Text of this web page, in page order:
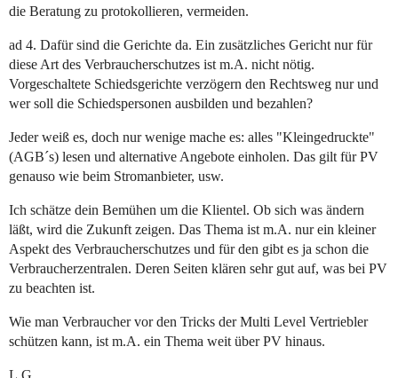
die Beratung zu protokollieren, vermeiden.
ad 4. Dafür sind die Gerichte da. Ein zusätzliches Gericht nur für
diese Art des Verbraucherschutzes ist m.A. nicht nötig.
Vorgeschaltete Schiedsgerichte verzögern den Rechtsweg nur und
wer soll die Schiedspersonen ausbilden und bezahlen?
Jeder weiß es, doch nur wenige mache es: alles "Kleingedruckte"
(AGB´s) lesen und alternative Angebote einholen. Das gilt für PV
genauso wie beim Stromanbieter, usw.
Ich schätze dein Bemühen um die Klientel. Ob sich was ändern
läßt, wird die Zukunft zeigen. Das Thema ist m.A. nur ein kleiner
Aspekt des Verbraucherschutzes und für den gibt es ja schon die
Verbraucherzentralen. Deren Seiten klären sehr gut auf, was bei PV
zu beachten ist.
Wie man Verbraucher vor den Tricks der Multi Level Vertriebler
schützen kann, ist m.A. ein Thema weit über PV hinaus.
L.G.